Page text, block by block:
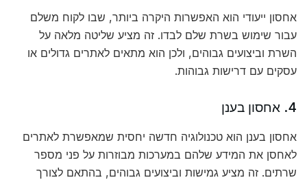
אחסון ייעודי הוא האפשרות היקרה ביותר, שבו לקוח משלם
עבור שימוש בשרת שלם לבדו. זה מציע שליטה מלאה על
השרת וביצועים גבוהים, ולכן הוא מתאים לאתרים גדולים או
עסקים עם דרישות גבוהות.
4. אחסון בענן
אחסון בענן הוא טכנולוגיה חדשה יחסית שמאפשרת לאתרים
לאחסן את המידע שלהם במערכות מבוזרות על פני מספר
שרתים. זה מציע גמישות וביצועים גבוהים, בהתאם לצורך